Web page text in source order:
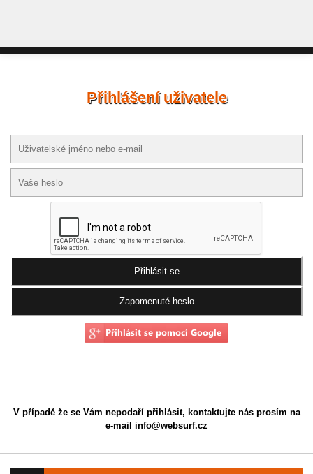
Přihlášení uživatele
V případě že se Vám nepodaří přihlásit, kontaktujte nás prosím na
e-mail info@websurf.cz